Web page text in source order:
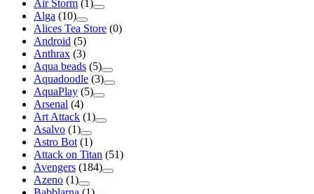
Air Storm (1)
Alga (10)
Alices Tea Store (0)
Android (5)
Anthrax (3)
Aqua beads (5)
Aquadoodle (3)
AquaPlay (5)
Arsenal (4)
Art Attack (1)
Asalvo (1)
Astro Bot (1)
Attack on Titan (51)
Avengers (184)
Azeno (1)